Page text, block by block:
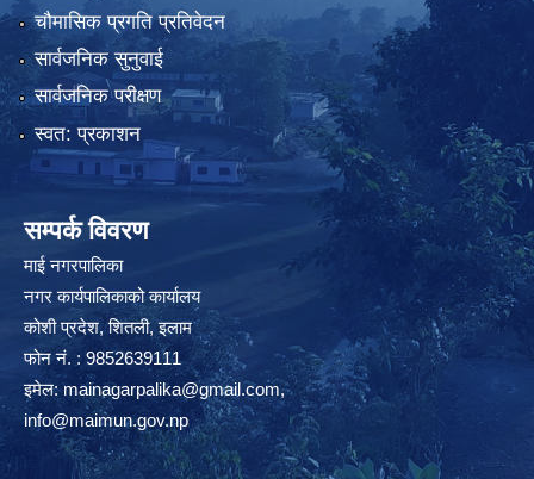
चौमासिक प्रगति प्रतिवेदन
सार्वजनिक सुनुवाई
सार्वजनिक परीक्षण
स्वत: प्रकाशन
सम्पर्क विवरण
माई नगरपालिका
नगर कार्यपालिकाको कार्यालय
कोशी प्रदेश, शितली, इलाम
फोन नं. : 9852639111
इमेल:mainagarpalika@gmail.com,
info@maimun.gov.np